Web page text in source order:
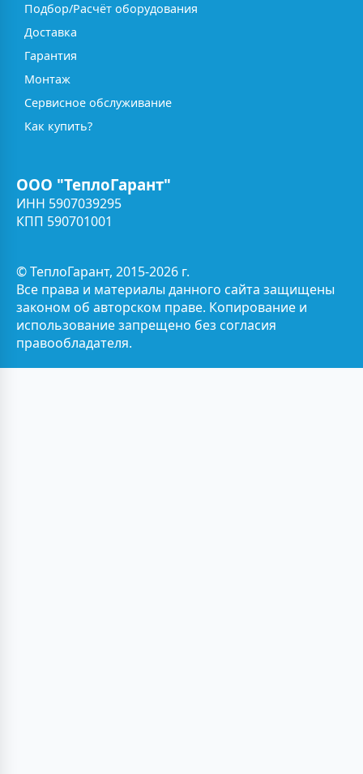
Подбор/Расчёт оборудования
Доставка
Гарантия
Монтаж
Сервисное обслуживание
Как купить?
ООО "ТеплоГарант"
ИНН 5907039295
КПП 590701001
© ТеплоГарант, 2015-2026 г.
Все права и материалы данного сайта защищены
законом об авторском праве. Копирование и
использование запрещено без согласия
правообладателя.